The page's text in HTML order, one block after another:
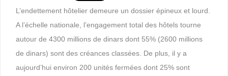
L’endettement hôtelier demeure un dossier épineux et lourd.
A l’échelle nationale, l’engagement total des hôtels tourne
autour de 4300 millions de dinars dont 55% (2600 millions
de dinars) sont des créances classées. De plus, il y a
aujourd’hui environ 200 unités fermées dont 25% sont